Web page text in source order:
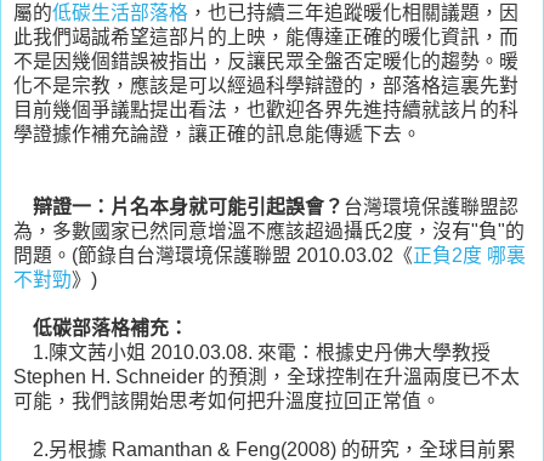
屬的低碳生活部落格 ，也已持續三年追蹤暖化相關議題，因
此我們竭誠希望這部片的上映，能傳達正確的暖化資訊，而
不是因幾個錯誤被指出，反讓民眾全盤否定暖化的趨勢。暖
化不是宗教，應該是可以經過科學辯證的，部落格這裏先對
目前幾個爭議點提出看法，也歡迎各界先進持續就該片的科
學證據作補充論證，讓正確的訊息能傳遞下去。
辯證一：片名本身就可能引起誤會？ 台灣環境保護聯盟認
為，多數國家已然同意增溫不應該超過攝氏2度，沒有"負"的
問題。(節錄自台灣環境保護聯盟 2010.03.02《正負2度 哪裏
不對勁》)
低碳部落格補充：
1.陳文茜小姐 2010.03.08. 來電：根據史丹佛大學教授
Stephen H. Schneider 的預測，全球控制在升溫兩度已不太
可能，我們該開始思考如何把升溫度拉回正常值。
2.另根據 Ramanthan & Feng(2008) 的研究，全球目前累